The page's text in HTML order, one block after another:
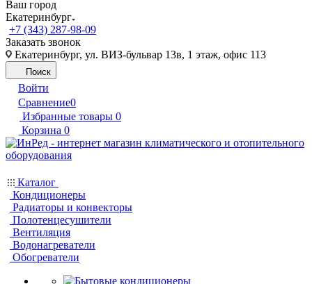
Ваш город
Екатеринбург
+7 (343) 287-98-09
Заказать звонок
Екатеринбург, ул. ВИЗ-бульвар 13в, 1 этаж, офис 113
Поиск
Войти
Сравнение0
Избранные товары 0
Корзина 0
Каталог
Кондиционеры
Радиаторы и конвекторы
Полотенцесушители
Вентиляция
Водонагреватели
Обогреватели